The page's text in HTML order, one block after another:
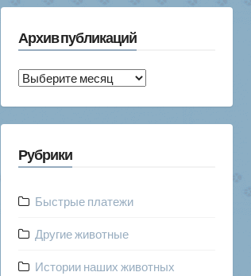
Архив публикаций
Архив
Рубрики
Быстрые платежи
Другие животные
Истории наших животных